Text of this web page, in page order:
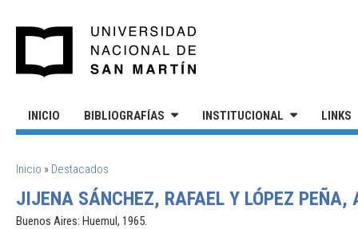
INICIO BIBLIOGRAFÍAS INSTITUCIONAL LINKS
SE ENCUENTRA USTED AQUÍ
Inicio » Destacados
JIJENA SÁNCHEZ, RAFAEL Y LÓPEZ PEÑA,
Buenos Aires: Huemul, 1965.